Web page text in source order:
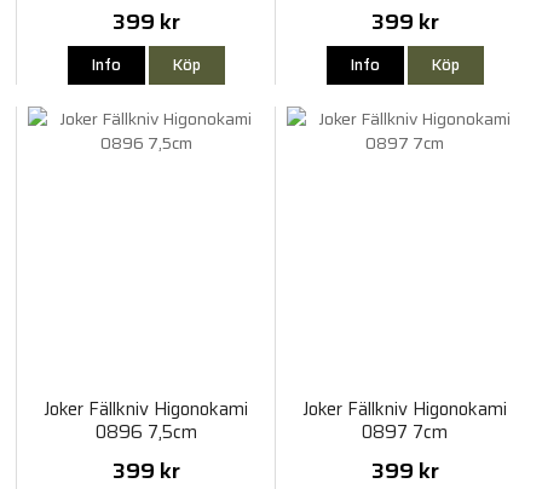
399 kr
Info Köp
399 kr
Info Köp
Joker Fällkniv Higonokami
0896 7,5cm
399 kr
Joker Fällkniv Higonokami
0897 7cm
399 kr